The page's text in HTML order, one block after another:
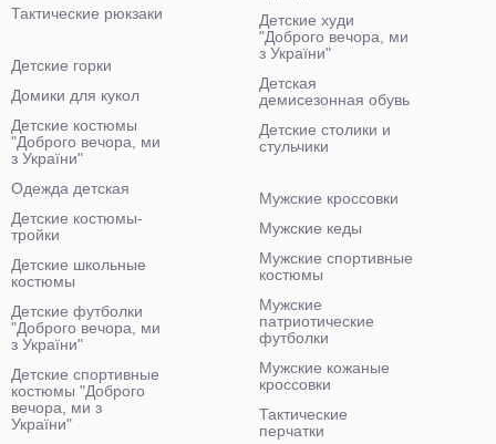
Тактические рюкзаки
Детские худи
"Доброго вечора, ми
з України"
Детская
демисезонная обувь
Детские столики и
стульчики
Детские горки
Домики для кукол
Детские костюмы
"Доброго вечора, ми
з України"
Одежда детская
Детские костюмы-
тройки
Детские школьные
костюмы
Детские футболки
"Доброго вечора, ми
з України"
Детские спортивные
костюмы "Доброго
вечора, ми з
України"
Мужские кроссовки
Мужские кеды
Мужские спортивные
костюмы
Мужские
патриотические
футболки
Мужские кожаные
кроссовки
Тактические
перчатки